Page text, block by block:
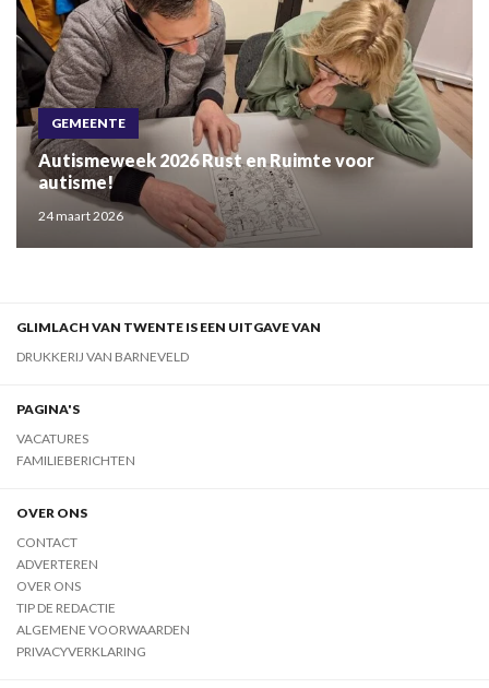
GEMEENTE
Autismeweek 2026 Rust en Ruimte voor
autisme!
24 maart 2026
GLIMLACH VAN TWENTE IS EEN UITGAVE VAN
DRUKKERIJ VAN BARNEVELD
PAGINA'S
VACATURES
FAMILIEBERICHTEN
OVER ONS
CONTACT
ADVERTEREN
OVER ONS
TIP DE REDACTIE
ALGEMENE VOORWAARDEN
PRIVACYVERKLARING